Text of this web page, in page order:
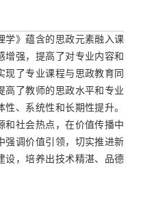
学》蕴含的思政元素融入课
增强，提高了对专业内容和
现了专业课程与思政教育同
高了教师的思政水平和专业
、系统性和长期性提升。
和社会热点，在价值传播中
强调价值引领，切实推进新
设，培养出技术精湛、品德